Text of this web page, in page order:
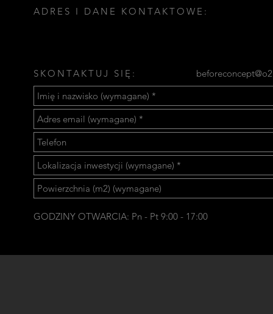
ADRES I DANE KONTAKTOWE:
SKONTAKTUJ SIĘ:
GODZINY OTWARCIA: Pn - Pt 9:00 - 17:00